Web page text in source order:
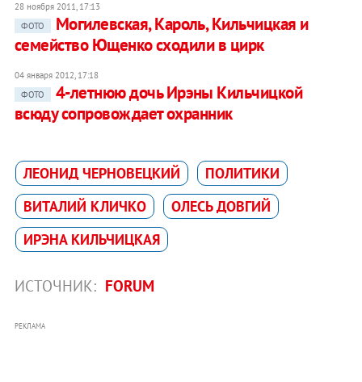
28 ноября 2011, 17:13
ФОТО
Могилевская, Кароль, Кильчицкая и
семейство Ющенко сходили в цирк
04 января 2012, 17:18
ФОТО
4-летнюю дочь Ирэны Кильчицкой
всюду сопровождает охранник
ЛЕОНИД ЧЕРНОВЕЦКИЙ
ПОЛИТИКИ
ВИТАЛИЙ КЛИЧКО
ОЛЕСЬ ДОВГИЙ
ИРЭНА КИЛЬЧИЦКАЯ
ИСТОЧНИК: FORUM
РЕКЛАМА